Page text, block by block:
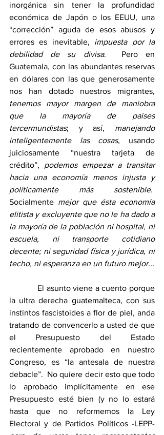
inorgánica sin tener la profundidad
económica de Japón o los EEUU, una
“corrección” aguda de esos abusos y
errores es inevitable, impuesta por la
debilidad de su divisa.  Pero en
Guatemala, con las abundantes reservas
en dólares con las que generosamente
tenemos mayor margen de maniobra
que la mayoría de paises
tercermundistas; y así, manejando
inteligentemente las cosas, usando
juiciosamente “nuestra tarjeta de
crédito”, podemos empezar a transitar
hacia una economía menos injusta y
políticamente más sostenible.
Socialmente mejor que ésta economía
elitista y excluyente que no le ha dado a
la mayoría de la población ni hospital, ni
escuela, ni transporte cotidiano
decente; ni seguridad física y jurídica, ni
techo, ni esperanza en un futuro mejor...
El asunto viene a cuento porque
la ultra derecha guatemalteca, con sus
instintos fascistoides a flor de piel, anda
tratando de convencerlo a usted de que
el Presupuesto del Estado
recientemente aprobado en nuestro
Congreso, es “la antesala de nuestra
debacle”.  No quiere decir esto que todo
lo aprobado implícitamente en ese
Presupuesto esté bien (y no lo estará
hasta que no reformemos la Ley